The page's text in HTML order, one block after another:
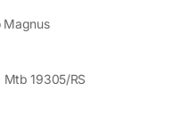
Magnus
Mtb 19305/RS